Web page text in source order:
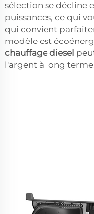
sélection se décline
puissances, ce qui
qui convient
modèle est
chauffage diesel
l'argent à long terme.